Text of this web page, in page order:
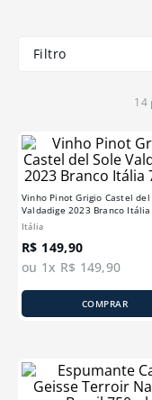
casta das uvas usadas,
14
Vinho Pinot Grigio Castel del
Valdadige 2023 Branco
Itália
R$ 149,90
ou 1x R$ 149,90
COMPRAR